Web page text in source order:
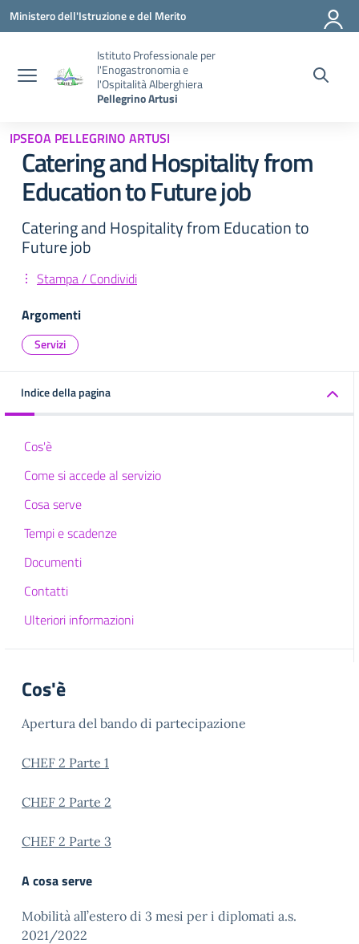
Vai ai contenuti
Vai al menu di navigazione
Vai al footer
Ministero dell'Istruzione e del Merito
Istituto Professionale per
l'Enogastronomia e
l'Ospitalità Alberghiera
Pellegrino Artusi
IPSEOA PELLEGRINO ARTUSI
Catering and Hospitality from
Education to Future job
Catering and Hospitality from Education to
Future job
Stampa / Condividi
Argomenti
Servizi
Indice della pagina
Cos'è
Come si accede al servizio
Cosa serve
Tempi e scadenze
Documenti
Contatti
Ulteriori informazioni
Cos'è
Apertura del bando di partecipazione
CHEF 2 Parte 1
CHEF 2 Parte 2
CHEF 2 Parte 3
A cosa serve
Mobilità all’estero di 3 mesi per i diplomati a.s.
2021/2022